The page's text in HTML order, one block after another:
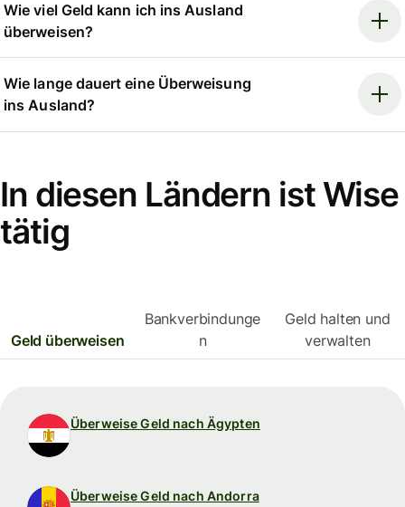
Wie viel Geld kann ich ins Ausland
überweisen?
Wie lange dauert eine Überweisung
ins Ausland?
In diesen Ländern ist Wise
tätig
Geld überweisen
Bankverbindunge
n
Geld halten und
verwalten
Überweise Geld nach Ägypten
Überweise Geld nach Andorra